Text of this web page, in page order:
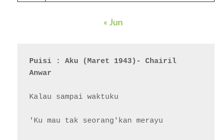
« Jun
Puisi : Aku (Maret 1943)- Chairil
Anwar
Kalau sampai waktuku
'Ku mau tak seorang'kan merayu